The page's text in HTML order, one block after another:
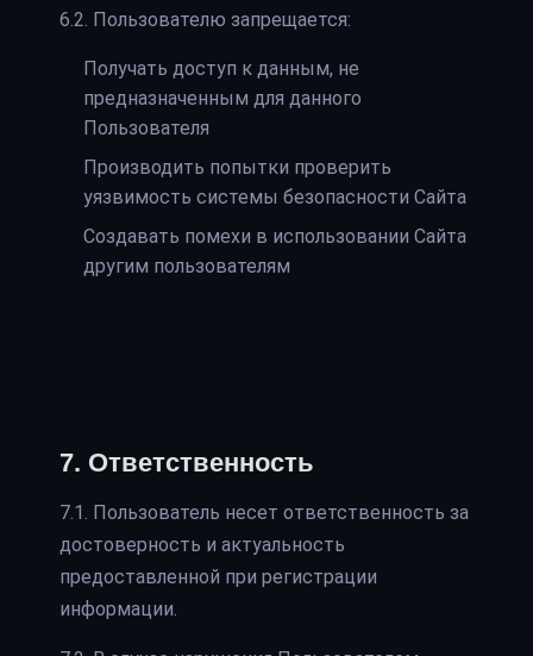
6.2. Пользователю запрещается:
Получать доступ к данным, не
предназначенным для данного
Пользователя
Производить попытки проверить
уязвимость системы безопасности Сайта
Создавать помехи в использовании Сайта
другим пользователям
7. Ответственность
7.1. Пользователь несет ответственность за
достоверность и актуальность
предоставленной при регистрации
информации.